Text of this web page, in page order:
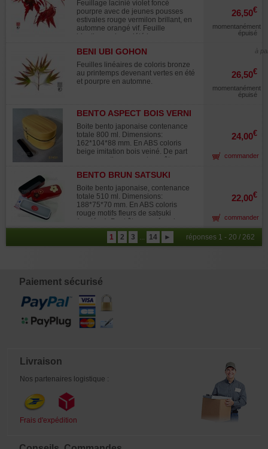
mains jointes, expression évoquant
l'innocence et symbolisant la
sérénité apportée par la prière. Nos
éléments de jardin (bassins,
japonais) sont généralement stocké
l'aspect ancien ainsi obtenu (lichens
et mousses) apportent un caractère
supplémentaire d'authenticité
Feuillage lacinié violet foncé
pourpre avec de jeunes pousses
estivales rouge vermilon brillant, en
automne orangé vif. Feuille
identique a la variété hagoromo
avec ses teintes pourpres et ses
rameaux érigés, bonne croissance
homogéne rare en culture pour
amateur. Introduit en Europe par Guy
Maillot.
26,50€
momentanément
épuisé
BENI UBI GOHON
Feuilles linéaires de coloris bronze
au printemps devenant vertes en été
et pourpre en automne.
26,50€
à
momentanément
épuisé
BENTO ASPECT BOIS VERNI
51451-3
Boite bento japonaise contenance
totale 800 ml. Dimensions:
162*104*88 mm. En ABS coloris
beige imitation bois veiné. De part
sa conception ne peut pas être
micro ondes. 1 compartiment de 340
ml. avec son couvercle intérieur et
un casier amovible et 1
compartiment de 460 ml. Elastique
de maintien fourni.
24,00€
commander
BENTO BRUN SATSUKI
50419-4
Boite bento japonaise, contenance
totale 510 ml. Dimensions:
188*75*70 mm. En ABS coloris
rouge motifs fleurs de satsuki
(azalées). Peut être passé au lave
vaisselle et au four micro ondes. 1
compartiments de 210 ml. avec son
couvercle étanche intérieur et 1
22,00€
commander
1 2 3 ... 14 ► réponses 1 - 20 / 262
Paiement sécurisé
Livraison
Nos partenaires logistique :
Frais d'expédition